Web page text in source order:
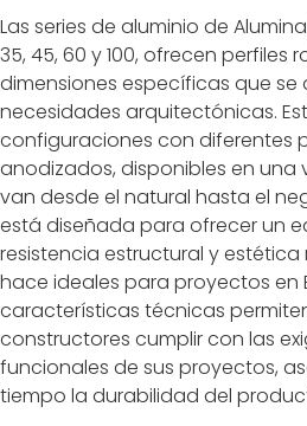
Las series de aluminio de
35, 45, 60 y 100, ofrecen perfiles
dimensiones específicas que
necesidades arquitectónicas.
configuraciones con diferentes
anodizados, disponibles en una
van desde el natural hasta el
está diseñada para ofrecer un
resistencia estructural y estética
hace ideales para proyectos en
características técnicas
constructores cumplir con las
funcionales de sus proyectos,
tiempo la durabilidad del